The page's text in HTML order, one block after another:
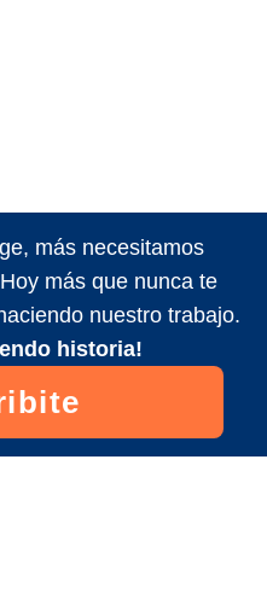
más necesitamos
más que nunca te
nuestro trabajo.
historia!